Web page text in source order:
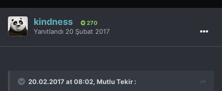
kindness 270
Yanıtlandı 20 Şubat 2017
20.02.2017 at 08:02, Mutlu Tekir :